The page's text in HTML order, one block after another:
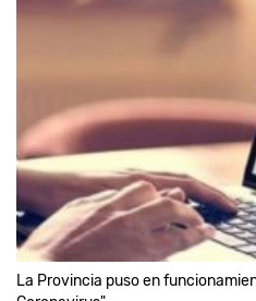
La Provincia puso en